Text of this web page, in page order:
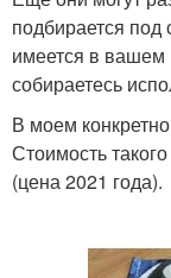
подбирается
имеется в вашем
собираетесь
В моем
Стоимость
(цена 2021 года).